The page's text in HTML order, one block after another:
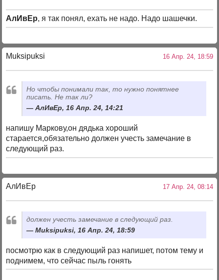
АлИвЕр, я так понял, ехать не надо. Надо шашечки.
Muksipuksi 16 Апр. 24, 18:59
Но чтобы понимали так, то нужно понятнее
писать. Не так ли?
АлИвЕр, 16 Апр. 24, 14:21
напишу Маркову,он дядька хороший
старается,обязательно должен учесть замечание в
следующий раз.
АлИвЕр 17 Апр. 24, 08:14
должен учесть замечание в следующий раз.
Muksipuksi, 16 Апр. 24, 18:59
посмотрю как в следующий раз напишет, потом тему и
поднимем, что сейчас пыль гонять